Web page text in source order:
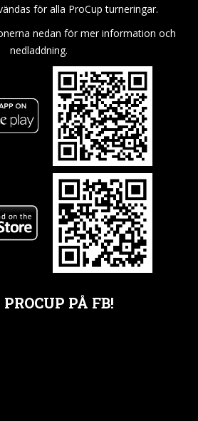
för alla ProCup turneringar.
nedan för mer information och
nedladdning.
PÅ FB!